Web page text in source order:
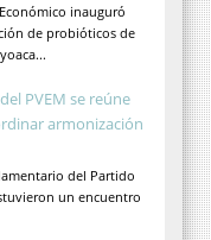
inauguró
de probióticos de
PVEM se reúne
armonización
del Partido
un encuentro